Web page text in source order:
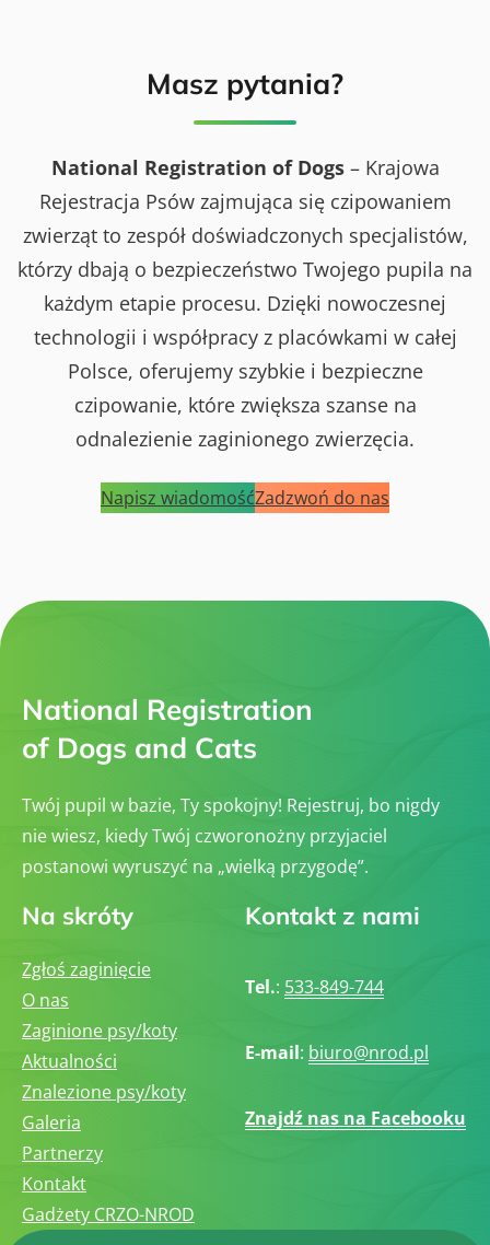
Masz pytania?
National Registration of Dogs– Krajowa
Rejestracja Psów zajmująca się czipowaniem
zwierząt to zespół doświadczonych specjalistów,
którzy dbają o bezpieczeństwo Twojego pupila na
każdym etapie procesu. Dzięki nowoczesnej
technologii i współpracy z placówkami w całej
Polsce, oferujemy szybkie i bezpieczne
czipowanie, które zwiększa szanse na
odnalezienie zaginionego zwierzęcia.
Napisz wiadomośćZadzwoń do nas
National Registration
of Dogs and Cats
Twój pupil w bazie, Ty spokojny! Rejestruj, bo nigdy
nie wiesz, kiedy Twój czworonożny przyjaciel
postanowi wyruszyć na „wielką przygodę”.
Na skróty
Zgłoś zaginięcie
O nas
Zaginione psy/koty
Aktualności
Znalezione psy/koty
Galeria
Partnerzy
Kontakt
Gadżety CRZO-NROD
Kontakt z nami
Tel.: 533-849-744
E-mail: biuro@nrod.pl
Znajdź nas na Facebooku